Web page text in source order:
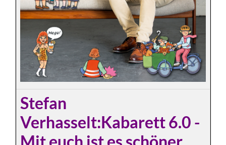
Stefan
Verhasselt:Kabarett 6.0 -